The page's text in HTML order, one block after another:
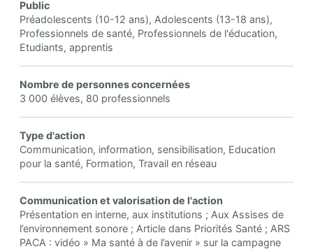
Public
Préadolescents (10-12 ans), Adolescents (13-18 ans),
Professionnels de santé, Professionnels de l'éducation,
Etudiants, apprentis
Nombre de personnes concernées
3 000 élèves, 80 professionnels
Type d'action
Communication, information, sensibilisation, Education
pour la santé, Formation, Travail en réseau
Communication et valorisation de l'action
Présentation en interne, aux institutions ; Aux Assises de
l’environnement sonore ; Article dans Priorités Santé ; ARS
PACA : vidéo » Ma santé à de l’avenir » sur la campagne